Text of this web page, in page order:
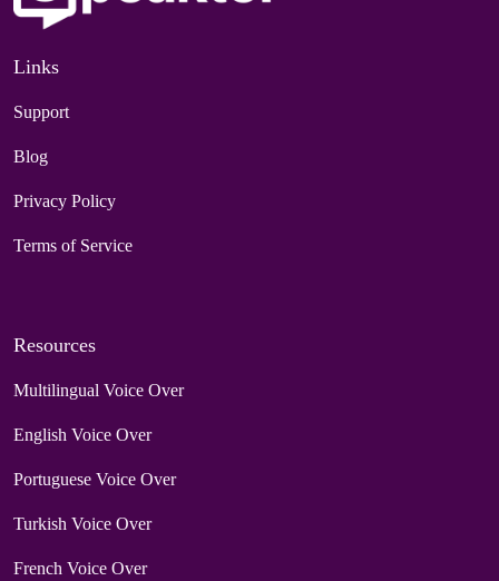
Links
Support
Blog
Privacy Policy
Terms of Service
Resources
Multilingual Voice Over
English Voice Over
Portuguese Voice Over
Turkish Voice Over
French Voice Over